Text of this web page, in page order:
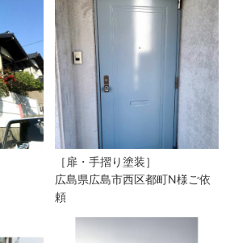
［扉・手摺り塗装］
広島県広島市西区都町N様ご依
頼